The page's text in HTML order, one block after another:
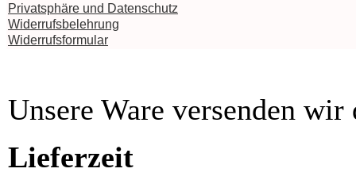
Privatsphäre und Datenschutz
Widerrufsbelehrung
Widerrufsformular
Unsere Ware versenden
Lieferzeit